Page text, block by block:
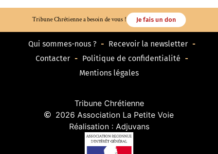
Tribune Chrétienne a besoin de vous ! Je fais un don
Qui sommes-nous ?
Recevoir la newsletter
Contacter
Politique de confidentialité
Mentions légales
Tribune Chrétienne
2026 Association La Petite Voie
Réalisation : Adjuvans